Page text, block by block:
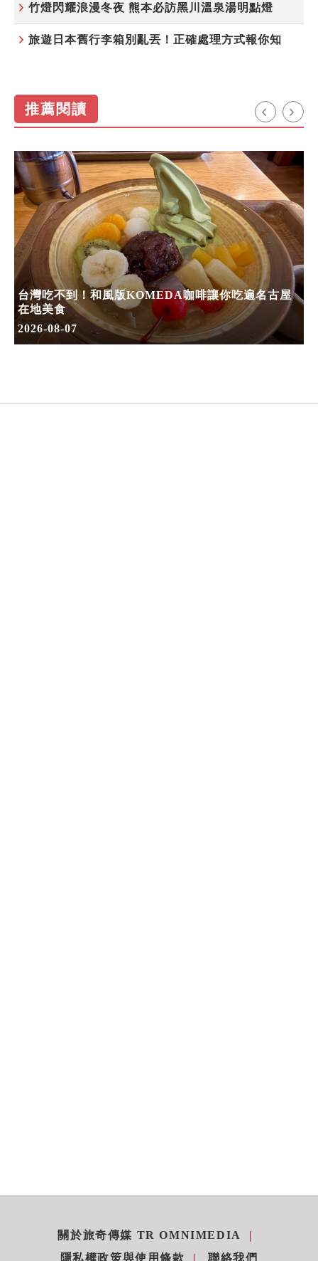
竹燈閃耀浪漫冬夜 熊本必訪黑川溫泉湯明點燈
旅遊日本舊行李箱別亂丟！正確處理方式報你知
推薦閱讀
台灣吃不到！和風版KOMEDA咖啡讓你吃遍名古屋
在地美食
2026-08-07
關於旅奇傳媒 TR OMNIMEDIA
隱私權政策與使用條款
聯絡我們